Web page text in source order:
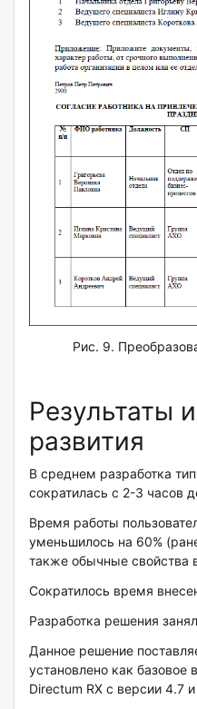
Рис. 9.
Результаты
развития
В среднем разработка
сократилась с 2-3 часов
Время работы
уменьшилось на 60%
также обычные свойства
Сократилось время
Разработка решения
Данное решение
установлено как базовое
Directum RX с версии 4.7